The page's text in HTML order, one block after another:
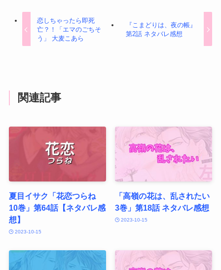
恋しちゃったら即死
亡？！「エマのごちそ
う」 大麦こあら
『こまどりは、夜の帳』
第2話 ネタバレ感想
関連記事
夏目イサク「花恋つらね
10巻」第64話【ネタバレ感
想】
2023-10-15
「高嶺の花は、乱されたい
3巻」第18話 ネタバレ感想
2023-10-15